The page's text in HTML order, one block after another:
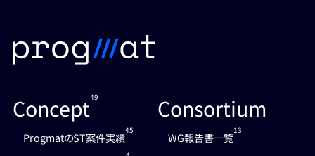
Concept49
ProgmatのST案件実績
45
Consortium
WG報告書一覧
13